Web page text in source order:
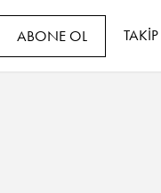
ABONE OL TAKİP